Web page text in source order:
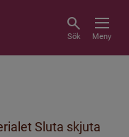
Sök Meny
Sluta skjuta